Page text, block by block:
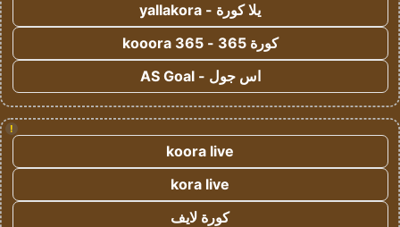
يلا كورة - yallakora
كورة 365 - kooora 365
اس جول - AS Goal
!
koora live
kora live
كورة لايف